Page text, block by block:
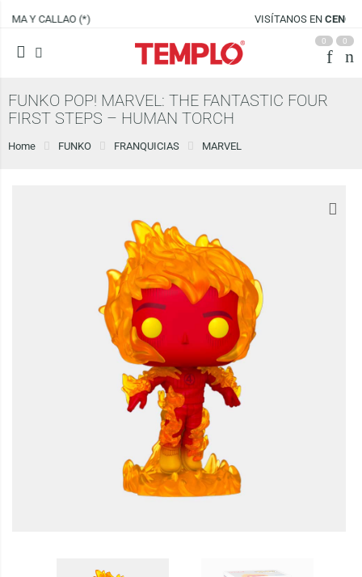
CENCO LIMA SUR
0 0
FUNKO POP! MARVEL: THE FANTASTIC FOUR
FIRST STEPS – HUMAN TORCH
Home FUNKO FRANQUICIAS MARVEL